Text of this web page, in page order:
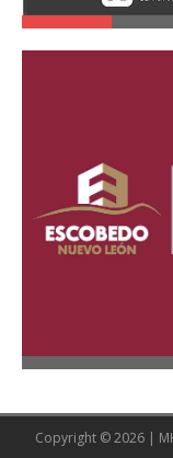
Copyright © 2026 |